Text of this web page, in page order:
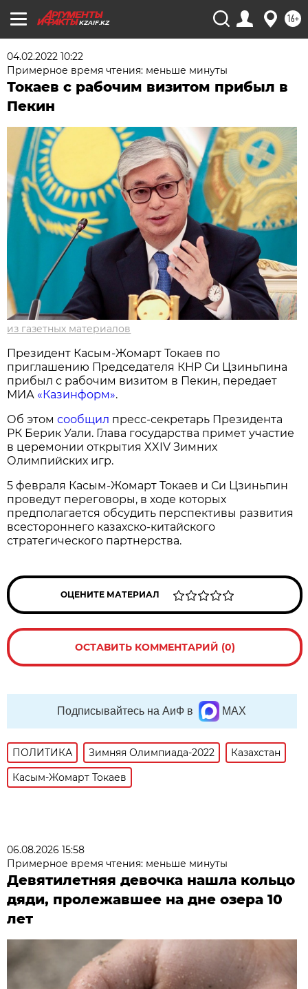
KZAIF.KZ 16+
04.02.2022 10:22
Примерное время чтения: меньше минуты
Токаев с рабочим визитом прибыл в
Пекин
из газетных материалов
Президент Касым-Жомарт Токаев по
приглашению Председателя КНР Си Цзиньпина
прибыл с рабочим визитом в Пекин, передает
МИА «Казинформ».
Об этомсообщил пресс-секретарь Президента
РК Берик Уали. Глава государства примет участие
в церемонии открытия XXIV Зимних
Олимпийских игр.
5 февраля Касым-Жомарт Токаев и Си Цзиньпин
проведут переговоры, в ходе которых
предполагается обсудить перспективы развития
всестороннего казахско-китайского
стратегического партнерства.
ОЦЕНИТЕ МАТЕРИАЛ
ОСТАВИТЬ КОММЕНТАРИЙ (0)
Подписывайтесь на АиФ в MAX
ПОЛИТИКА Зимняя Олимпиада-2022
Казахстан
Касым-Жомарт Токаев
06.08.2026 15:58
Примерное время чтения: меньше минуты
Девятилетняя девочка нашла кольцо
дяди, пролежавшее на дне озера 10
лет